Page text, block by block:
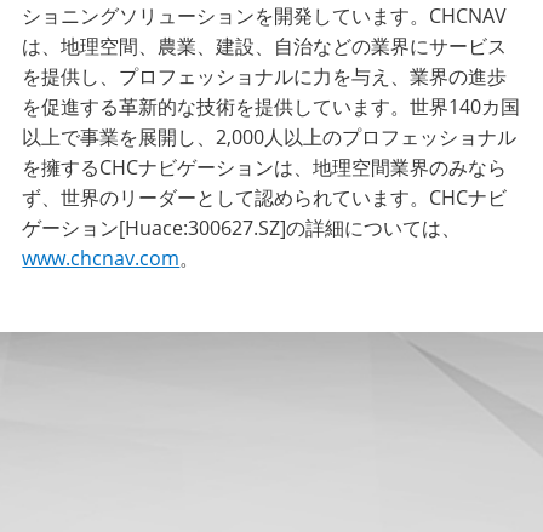
ショニングソリューションを開発しています。CHCNAV
は、地理空間、農業、建設、自治などの業界にサービス
を提供し、プロフェッショナルに力を与え、業界の進歩
を促進する革新的な技術を提供しています。世界140カ国
以上で事業を展開し、2,000人以上のプロフェッショナル
を擁するCHCナビゲーションは、地理空間業界のみなら
ず、世界のリーダーとして認められています。CHCナビ
ゲーション[Huace:300627.SZ]の詳細については、
www.chcnav.com。